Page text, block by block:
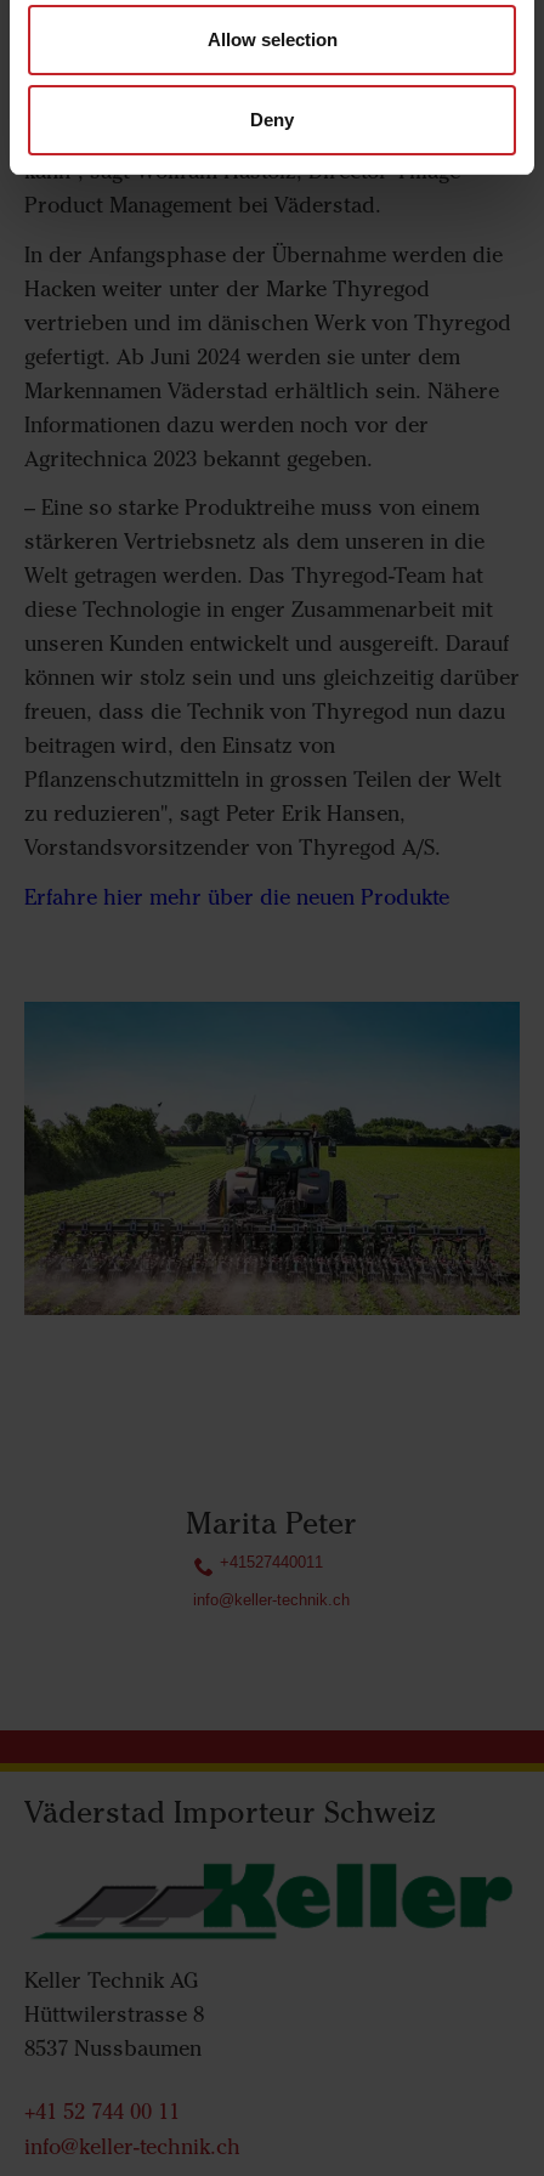
Allow selection
Deny
Komplettlösung anbieten. Durch die Ergänzung
unseres Portfolios mit Hacktechnik optimieren wir
Einzelkornsaat im Getreide eingesetzt werden
kann", sagt Wolfram Hastolz, Director Tillage
Product Management bei Väderstad.
In der Anfangsphase der Übernahme werden die
Hacken weiter unter der Marke Thyregod
vertrieben und im dänischen Werk von Thyregod
gefertigt. Ab Juni 2024 werden sie unter dem
Markennamen Väderstad erhältlich sein. Nähere
Informationen dazu werden noch vor der
Agritechnica 2023 bekannt gegeben.
– Eine so starke Produktreihe muss von einem
stärkeren Vertriebsnetz als dem unseren in die
Welt getragen werden. Das Thyregod-Team hat
diese Technologie in enger Zusammenarbeit mit
unseren Kunden entwickelt und ausgereift. Darauf
können wir stolz sein und uns gleichzeitig darüber
freuen, dass die Technik von Thyregod nun dazu
beitragen wird, den Einsatz von
Pflanzenschutzmitteln in grossen Teilen der Welt
zu reduzieren", sagt Peter Erik Hansen,
Vorstandsvorsitzender von Thyregod A/S.
Erfahre hier mehr über die neuen Produkte
Marita Peter
+41527440011
info@keller-technik.ch
Väderstad Importeur Schweiz
Keller Technik AG
Hüttwilerstrasse 8
8537 Nussbaumen
+41 52 744 00 11
info@keller-technik.ch